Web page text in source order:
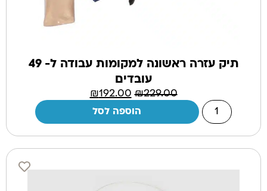
תיק עזרה ראשונה למקומות עבודה ל- 49
עובדים
₪229.00
₪192.00
הוספה לסל